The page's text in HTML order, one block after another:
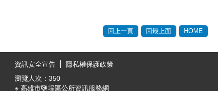
回上一頁 回最上面 HOME
資訊安全宣告
隱私權保護政策
瀏覽人次： 350
※ 高雄市鹽埕區公所資訊服務網